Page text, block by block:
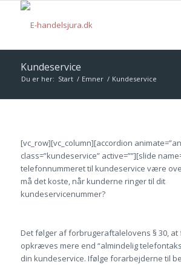
Kundeservice
Du er her: Start / Emner / Kundeservice
[vc_row][vc_column][accordion
class=”kundeservice” active=””][slide
telefonnummeret til kundeservice være
må det koste, når kunderne ringer til dit
kundeservicenummer?
Det følger af forbrugeraftalelovens § 30,
opkræves mere end “almindelig
din kundeservice. Ifølge forarbejderne til